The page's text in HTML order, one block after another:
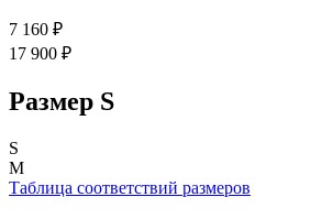
7 160 ₽
17 900 ₽
Размер S
S
M
Таблица соответствий размеров